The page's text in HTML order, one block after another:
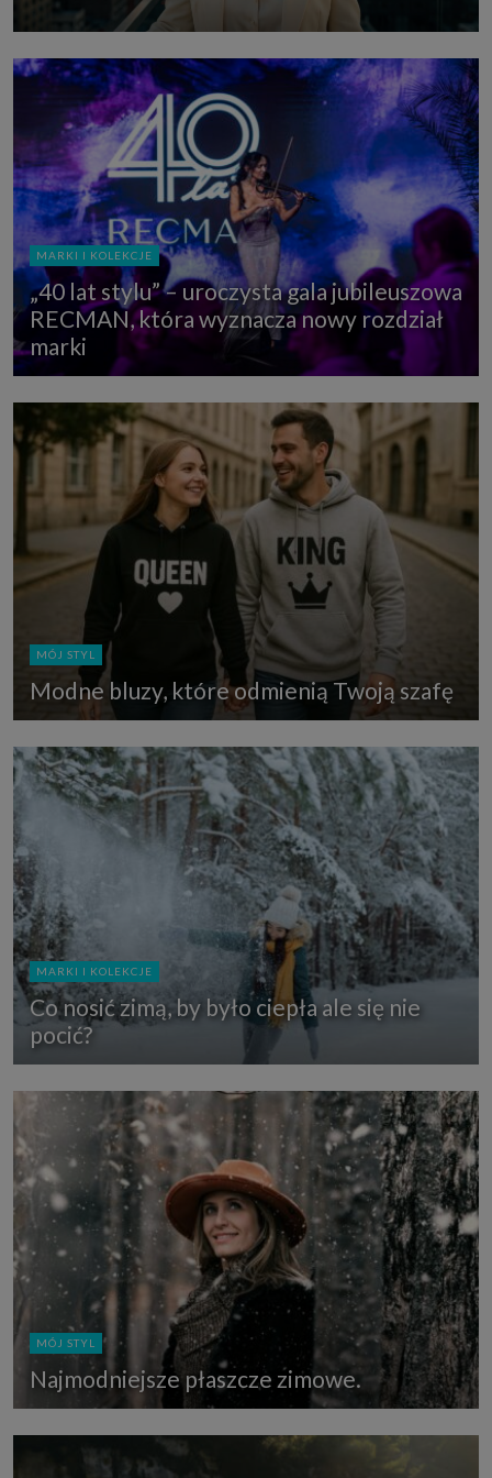
MARKI I KOLEKCJE
„40 lat stylu” – uroczysta gala jubileuszowa
RECMAN, która wyznacza nowy rozdział
marki
MÓJ STYL
Modne bluzy, które odmienią Twoją szafę
MARKI I KOLEKCJE
Co nosić zimą, by było ciepła ale się nie
pocić?
MÓJ STYL
Najmodniejsze płaszcze zimowe.